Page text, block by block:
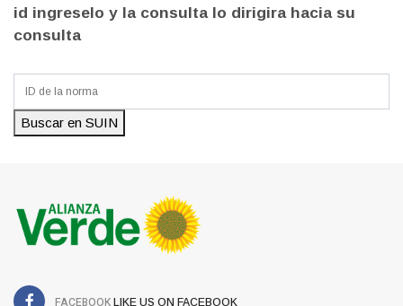
id ingreselo y la consulta lo dirigira hacia su
consulta
Buscar en SUIN
FACEBOOK LIKE US ON FACEBOOK